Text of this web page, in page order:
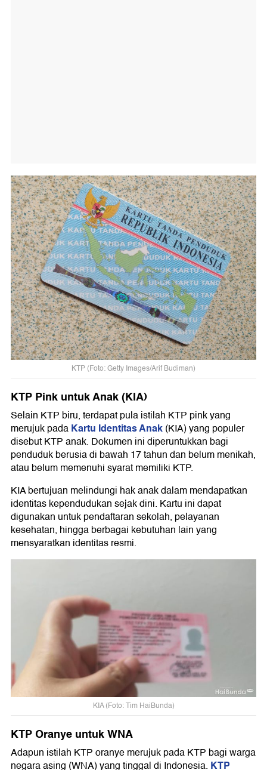
KTP (Foto: Getty Images/Arif Budiman)
KTP Pink untuk Anak (KIA)
Selain KTP biru, terdapat pula istilah KTP pink yang
merujuk padaKartu Identitas Anak(KIA) yang populer
disebut KTP anak. Dokumen ini diperuntukkan bagi
penduduk berusia di bawah 17 tahun dan belum menikah,
atau belum memenuhi syarat memiliki KTP.
KIA bertujuan melindungi hak anak dalam mendapatkan
identitas kependudukan sejak dini. Kartu ini dapat
digunakan untuk pendaftaran sekolah, pelayanan
kesehatan, hingga berbagai kebutuhan lain yang
mensyaratkan identitas resmi.
KIA (Foto: Tim HaiBunda)
KTP Oranye untuk WNA
Adapun istilah KTP oranye merujuk pada KTP bagi warga
negara asing (WNA) yang tinggal di Indonesia. KTP